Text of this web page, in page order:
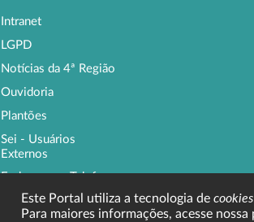
Intranet
LGPD
Notícias da 4ª Região
Ouvidoria
Plantões
Sei - Usuários
Externos
Endereços e Telefones
Este Portal utiliza a tecnologia de cookies
Para maiores informações, acesse nossa